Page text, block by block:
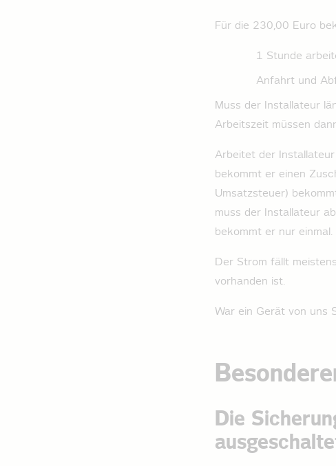
Für die 230,00 Euro
1 Stunde
Anfahrt und
Muss der Installateur­
Arbeitszeit müssen
Arbeitet der
bekommt er einen
Umsatzsteuer)
muss der Installateur­
bekommt er nur einmal.
Der Strom fällt
vorhanden ist.
War ein Gerät von uns
Die